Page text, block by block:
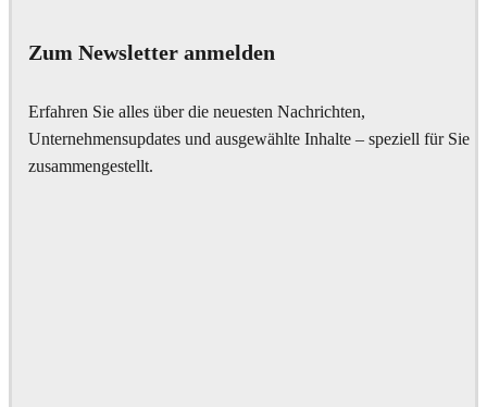
Zum Newsletter anmelden
Erfahren Sie alles über die neuesten Nachrichten,
Unternehmensupdates und ausgewählte Inhalte – speziell für Sie
zusammengestellt.